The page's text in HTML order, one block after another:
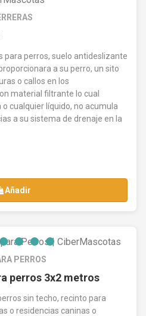
para perros, suelo antideslizante
a su perro, un sito
o callos en los
material filtrante lo cual
cualquier líquido, no acumula
a su sistema de drenaje en la
Añadir
PERROS
perros 3x2 metros
sin techo, recinto para
o residencias caninas o